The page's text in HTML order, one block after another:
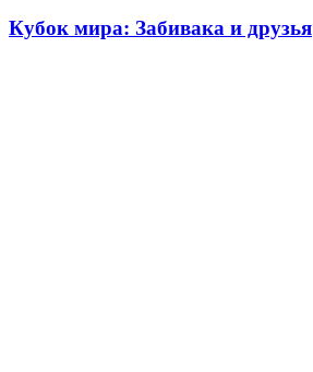
Кубок мира: Забивака и друзья